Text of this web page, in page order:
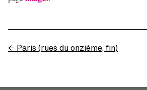
← Paris (rues du onzième, fin)